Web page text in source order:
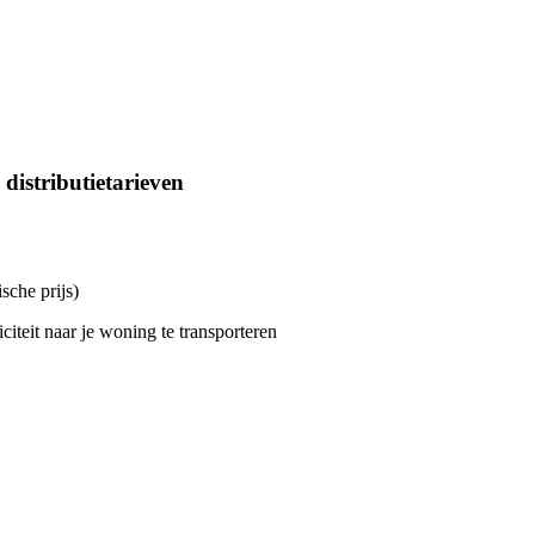
distributietarieven
prijs)
naar je woning te transporteren